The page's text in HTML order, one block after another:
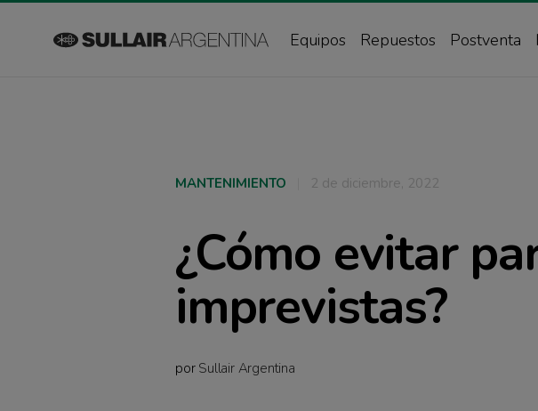
Equipos Repuestos Postventa
MANTENIMIENTO 2 de diciembre, 2022
¿Cómo evitar
imprevistas?
por Sullair Argentina